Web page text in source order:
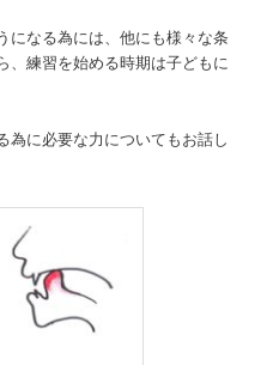
なる為には、他にも様々な条
、練習を始める時期は子どもに
に必要な力についてもお話し